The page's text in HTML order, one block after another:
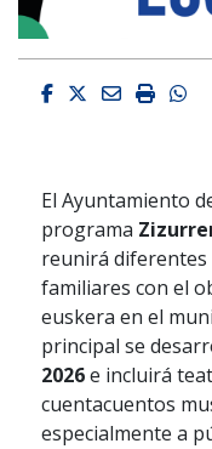
Facebook
Twitter
Email
El Ayuntamiento
programa
reunirá
familiares con el
euskera en el
principal se
2026e incluirá
cuentacuentos
especialmente a